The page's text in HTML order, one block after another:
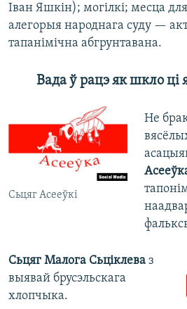
Іван Яшкін); могілкі; месца
алегорыя народнага суду —
тапанімічна абгрунтавана.
Вада ў рацэ як шкло ці
Сьцяг Асееўкі
Не
Сьцяг Малога Сьціклева з
выявай брусэльскага
хлопчыка.